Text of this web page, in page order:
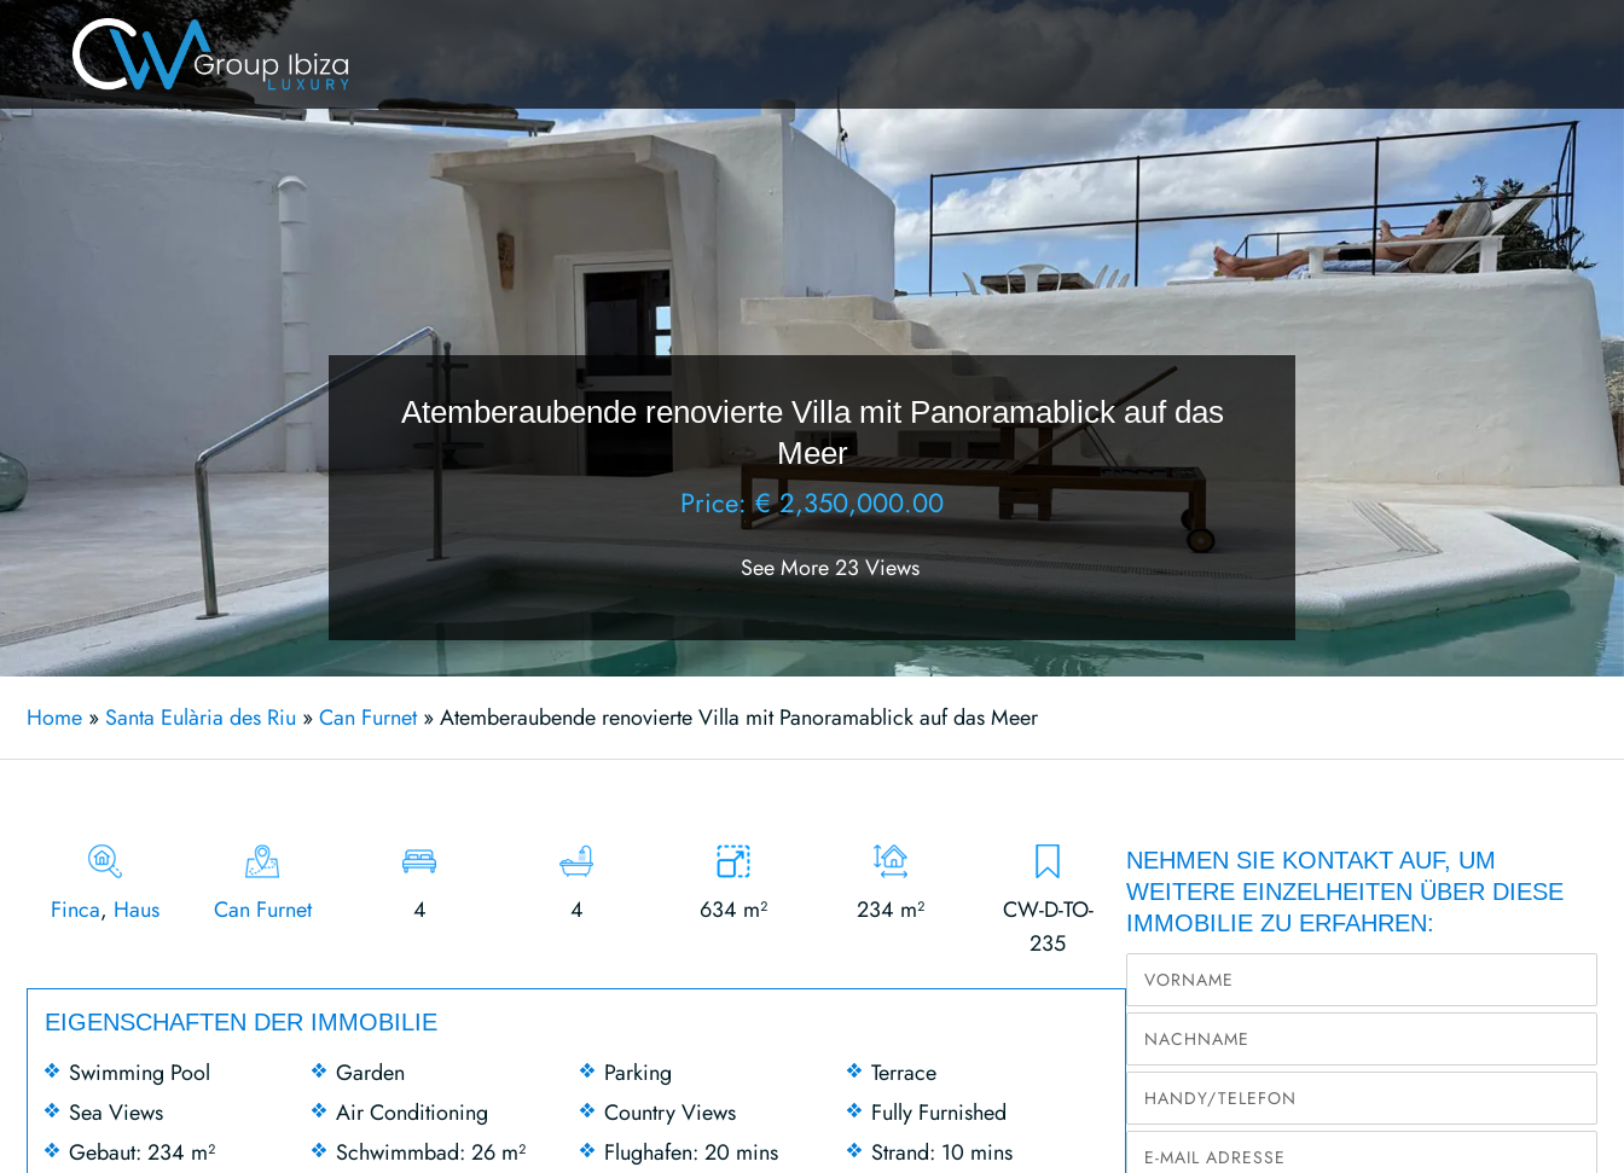
Atemberaubende renovierte Villa mit Panoramablick auf das
Meer
Price: € 2,350,000.00
See More 23 Views
Home » Santa Eulària des Riu »Can Furnet»Atemberaubende renovierte Villa mit Panoramablick auf das Meer
Finca, Haus Can Furnet 4 4 634 m² 234 m²
CW-D-TO-
235
EIGENSCHAFTEN DER IMMOBILIE
Swimming Pool Garden Parking
Terrace
Sea Views
Air Conditioning Country Views
Fully Furnished
Gebaut: 234 m²
Schwimmbad: 26 m² Flughafen: 20 mins
Strand: 10 mins
NEHMEN SIE KONTAKT AUF, UM
WEITERE EINZELHEITEN ÜBER DIESE
IMMOBILIE ZU ERFAHREN: